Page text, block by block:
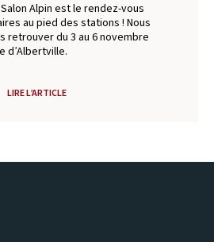
Alpin est le rendez-vous
au pied des stations ! Nous
retrouver du 3 au 6 novembre
d’Albertville.
LIRE L’ARTICLE